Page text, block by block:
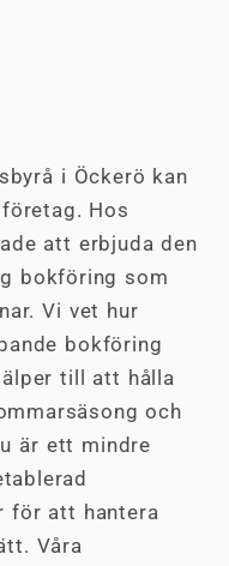
i Öckerö kan
Hos
att erbjuda den
bokföring som
Vi vet hur
bokföring
till att hålla
och
är ett mindre
för att hantera
Våra